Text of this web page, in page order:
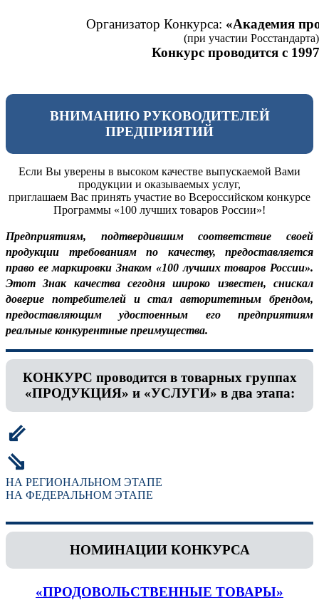
Организатор Конкурса: «Академия
(при участии Росстандарта)
Конкурс проводится с
ВНИМАНИЮ РУКОВОДИТЕЛЕЙ
ПРЕДПРИЯТИЙ
Если Вы уверены в высоком качестве выпускаемой Вами
продукции и оказываемых услуг,
приглашаем Вас принять участие во Всероссийском конкурсе
Программы «100 лучших товаров России»!
Предприятиям, подтвердившим соответствие своей
продукции требованиям по качеству, предоставляется
право ее маркировки Знаком «100 лучших товаров России».
Этот Знак качества сегодня широко известен, снискал
доверие потребителей и стал авторитетным брендом,
предоставляющим удостоенным его предприятиям
реальные конкурентные преимущества.
КОНКУРС проводится в товарных группах
«ПРОДУКЦИЯ» и «УСЛУГИ» в два этапа:
⇙
⇘
НА РЕГИОНАЛЬНОМ ЭТАПЕ
НА ФЕДЕРАЛЬНОМ ЭТАПЕ
НОМИНАЦИИ КОНКУРСА
«ПРОДОВОЛЬСТВЕННЫЕ ТОВАРЫ»